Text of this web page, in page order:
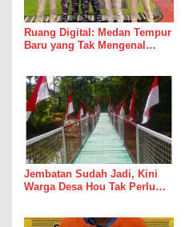
Ruang Digital: Medan Tempur
Baru yang Tak Mengenal
Jembatan Sudah Jadi, Kini
Warga Desa Hou Tak Perlu